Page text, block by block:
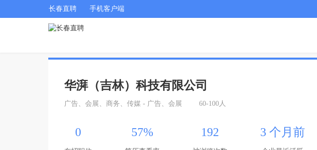
长春直聘 手机客户端
华湃（吉林）科技有限公司
广告、会展、商务、传媒 - 广告、会展 60-100人
0 57% 192 3 个月前